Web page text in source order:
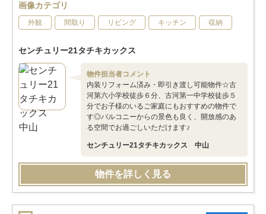
画像カテゴリ
外観 間取り リビング キッチン 収納
センチュリー21タチキカックス
物件担当者コメント
内装リフォーム済み・即引き渡し可能物件☆古
河第六小学校徒歩６分、古河第一中学校徒歩５
分でお子様のいるご家庭にもおすすめの物件で
す◎バルコニーからの景色も良く、開放感のあ
る空間でお過ごしいただけます♪
センチュリー21タチキカックス 中山
物件を詳しく見る